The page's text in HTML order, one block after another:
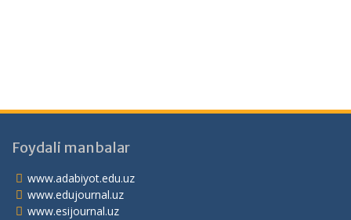
Foydali manbalar
www.adabiyot.edu.uz
www.edujournal.uz
www.esijournal.uz